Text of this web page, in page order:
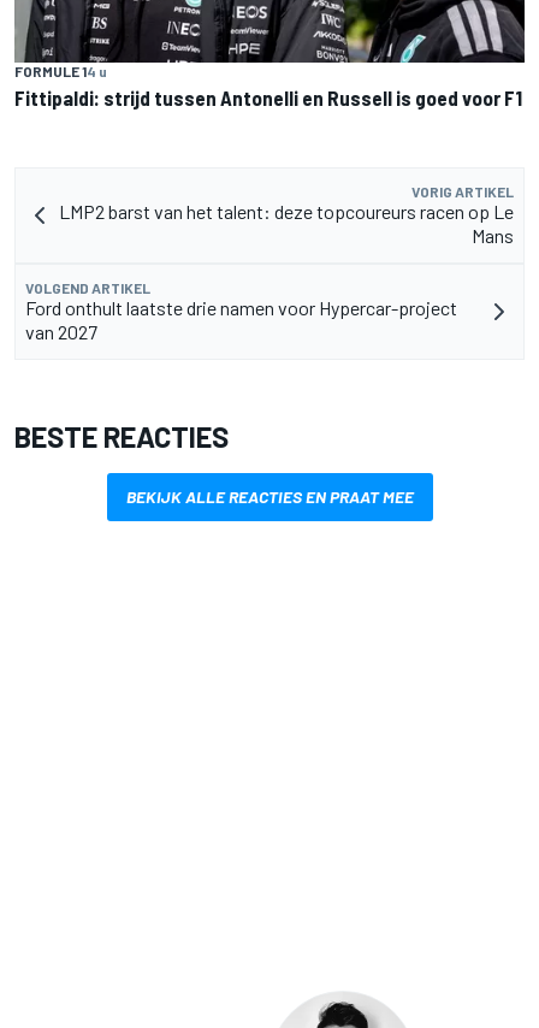
FORMULE 14 u
Fittipaldi: strijd tussen Antonelli en Russell is goed voor F1
VORIG ARTIKEL
LMP2 barst van het talent: deze topcoureurs racen op Le
Mans
VOLGEND ARTIKEL
Ford onthult laatste drie namen voor Hypercar-project
van 2027
BESTE REACTIES
BEKIJK ALLE REACTIES EN PRAAT MEE